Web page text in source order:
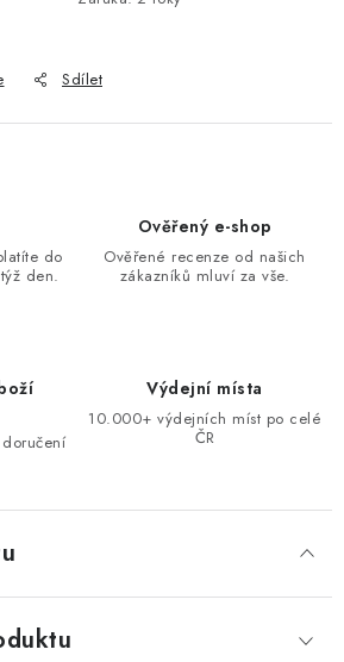
Sdílet
do
den.
Ověřený e-shop
Ověřené recenze od našich
zákazníků mluví za vše.
Výdejní místa
10.000+ výdejních míst po celé
ČR